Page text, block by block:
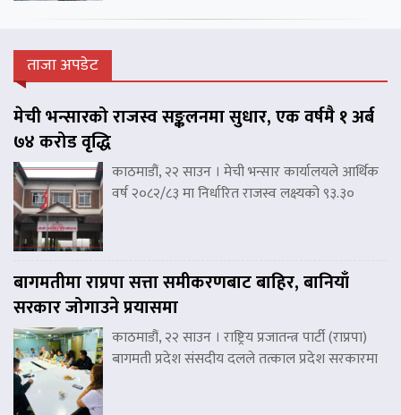
ताजा अपडेट
मेची भन्सारको राजस्व सङ्कलनमा सुधार, एक वर्षमै १ अर्ब
७४ करोड वृद्धि
काठमाडौं, २२ साउन । मेची भन्सार कार्यालयले आर्थिक
वर्ष २०८२/८३ मा निर्धारित राजस्व लक्ष्यको ९३.३०
बागमतीमा राप्रपा सत्ता समीकरणबाट बाहिर, बानियाँ
सरकार जोगाउने प्रयासमा
काठमाडौं, २२ साउन । राष्ट्रिय प्रजातन्त्र पार्टी (राप्रपा)
बागमती प्रदेश संसदीय दलले तत्काल प्रदेश सरकारमा